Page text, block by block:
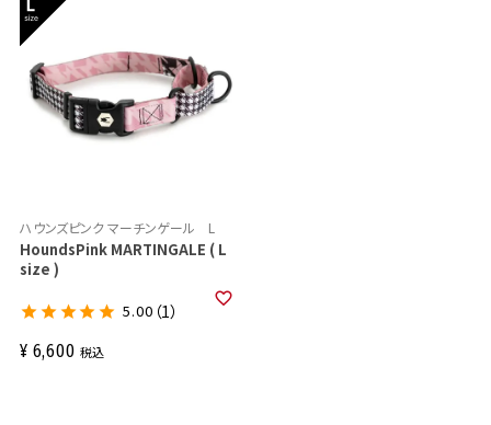
ハウンズピンク マーチンゲール L
HoundsPink MARTINGALE ( L
size )
¥ 6,600 税込
5.00 （1）